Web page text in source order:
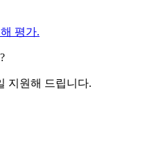
평가.
지원해 드립니다.